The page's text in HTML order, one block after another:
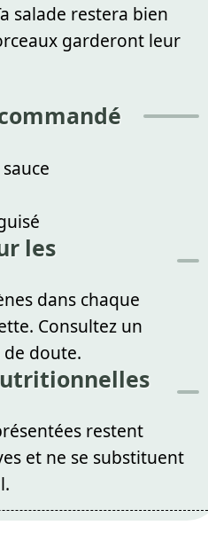
salade restera bien
garderont leur
les
dans chaque
Consultez un
doute.
restent
et ne se substituent